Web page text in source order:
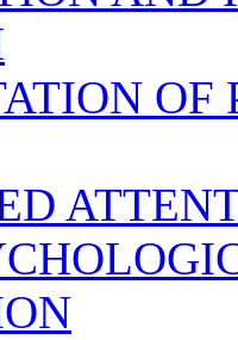
OF